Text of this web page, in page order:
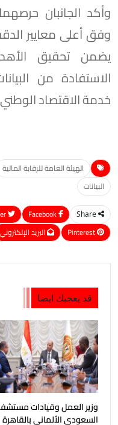
وأكد الجانبان
وفق أعلى معايير
يضمن تحقيق
الاستفادة من
خدمة الاقتصاد
الهيئة العامة للرقابة المالية
البيانات
Share
Pinterest
البريد الإلكتروني
قد يعجبك ايضا
وزير العمل وقيادات
السعودي الألماني بالقاهرة